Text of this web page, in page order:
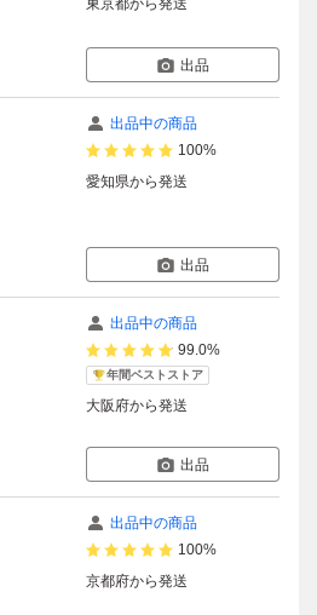
東京都から発送
出品
出品中の商品
100%
愛知県から発送
出品
出品中の商品
99.0%
年間ベストストア
大阪府から発送
出品
出品中の商品
100%
京都府から発送